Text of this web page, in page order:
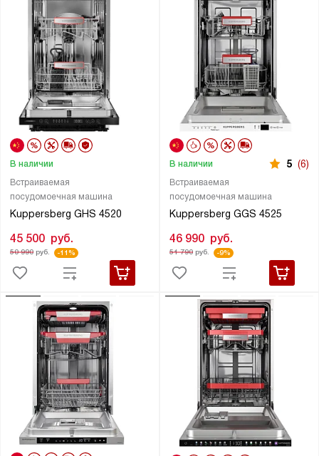
Встраиваемая
посудомоечная машина
Kuppersberg GHS 4520
В наличии
45 500 руб.
50 990руб. -11%
Встраиваемая
посудомоечная машина
Kuppersberg GGS 4525
В наличии 5 (6)
46 990 руб.
51 790руб. -9%